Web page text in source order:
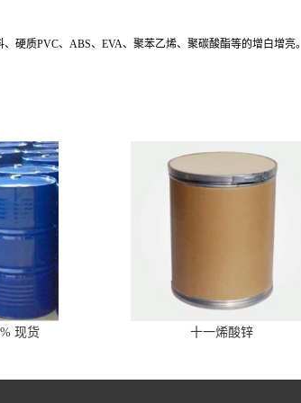
硬质PVC、ABS、EVA、聚苯乙烯、聚碳酸酯等的增白增亮。
现货 十一烯酸锌